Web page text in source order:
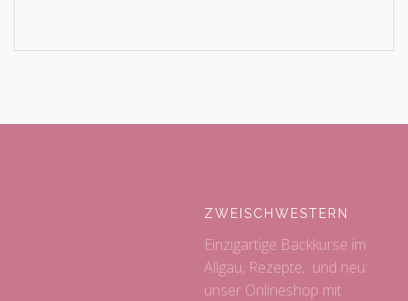
ZWEISCHWESTERN
Einzigartige Backkurse im
Allgäu, Rezepte, und neu:
unser Onlineshop mit